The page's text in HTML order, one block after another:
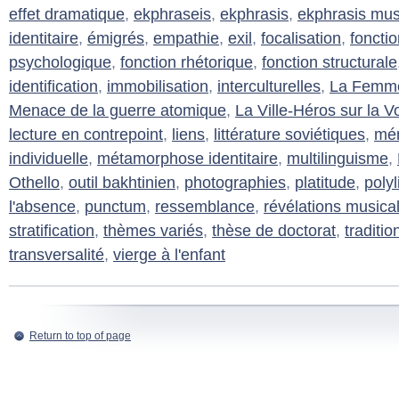
effet dramatique, ekphraseis, ekphrasis, ekphrasis
identitaire, émigrés, empathie, exil , focalisation,
psychologique, fonction rhétorique, fonction structurale
identification, immobilisation, interculturelles, La
Menace de la guerre atomique, La Ville-Héros sur la
lecture en contrepoint, liens, littérature soviétiques,
individuelle, métamorphose identitaire, multilinguisme,
Othello, outil bakhtinien, photographies, platitude,
l'absence, punctum, ressemblance, révélations
stratification, thèmes variés, thèse de doctorat,
transversalité, vierge à l'enfant
Return to top of page